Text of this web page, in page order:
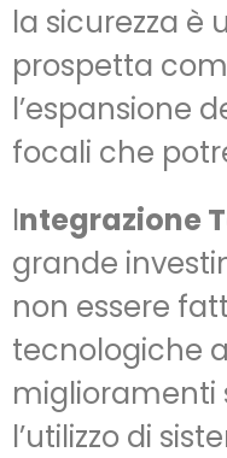
la sicurezza è
prospetta
l’espansione
focali che
Integrazione
grande
non essere
tecnologiche
miglioramenti
l’utilizzo di